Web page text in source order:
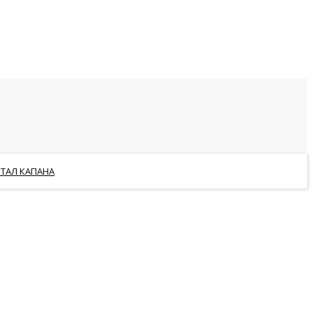
КАПАНА